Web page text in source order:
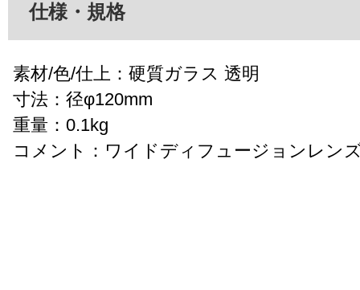
仕様・規格
素材/色/仕上：硬質ガラス 透明
寸法：径φ120mm
重量：0.1kg
コメント：ワイドディフュージョンレン